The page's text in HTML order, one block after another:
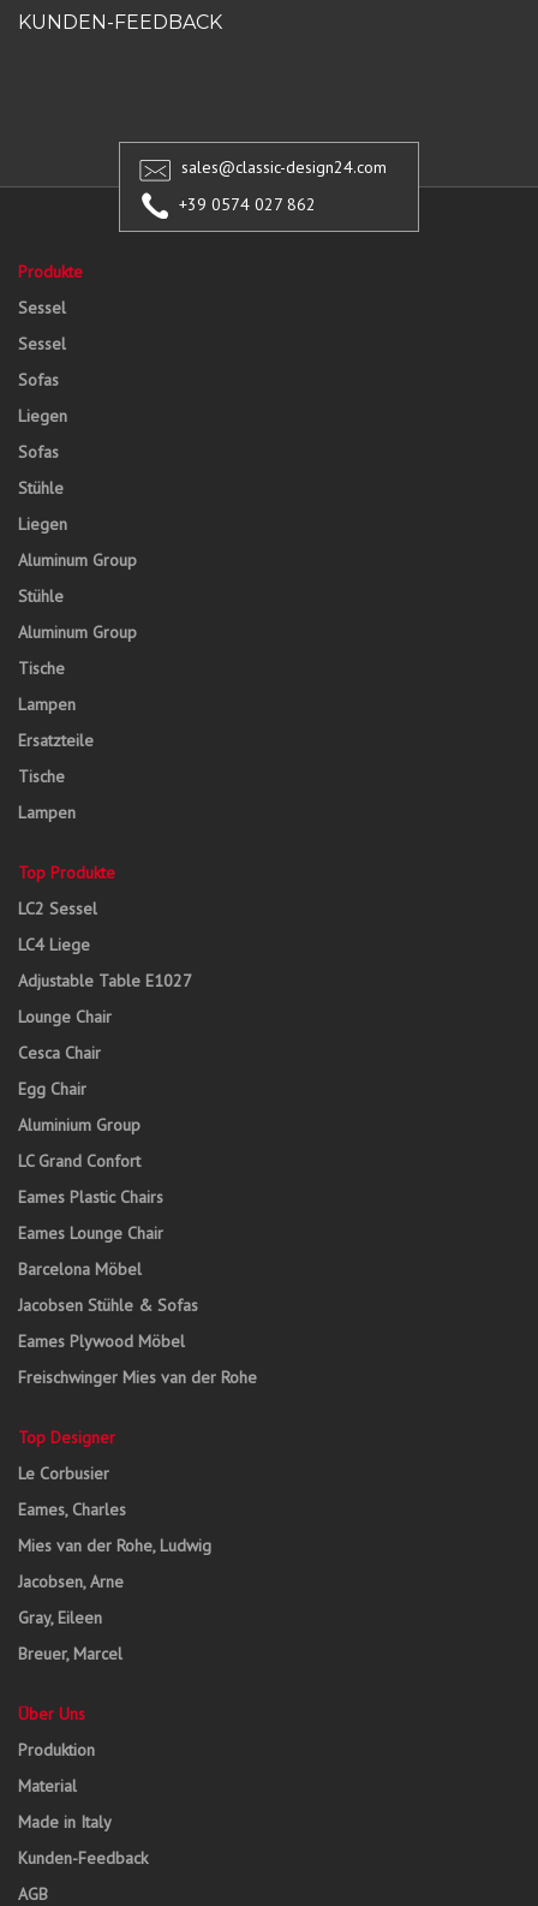
KUNDEN-FEEDBACK
sales@classic-design24.com
+39 0574 027 862
Produkte
Sessel
Sessel
Sofas
Liegen
Sofas
Stühle
Liegen
Aluminum Group
Stühle
Aluminum Group
Tische
Lampen
Ersatzteile
Tische
Lampen
Top Produkte
LC2 Sessel
LC4 Liege
Adjustable Table E1027
Lounge Chair
Cesca Chair
Egg Chair
Aluminium Group
LC Grand Confort
Eames Plastic Chairs
Eames Lounge Chair
Barcelona Möbel
Jacobsen Stühle & Sofas
Eames Plywood Möbel
Freischwinger Mies van der Rohe
Top Designer
Le Corbusier
Eames, Charles
Mies van der Rohe, Ludwig
Jacobsen, Arne
Gray, Eileen
Breuer, Marcel
Über Uns
Produktion
Material
Made in Italy
Kunden-Feedback
AGB